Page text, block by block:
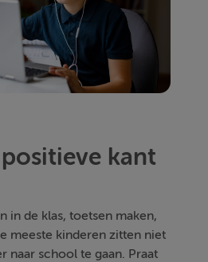
kant
in de klas, toetsen maken,
meeste kinderen zitten niet
naar school te gaan. Praat